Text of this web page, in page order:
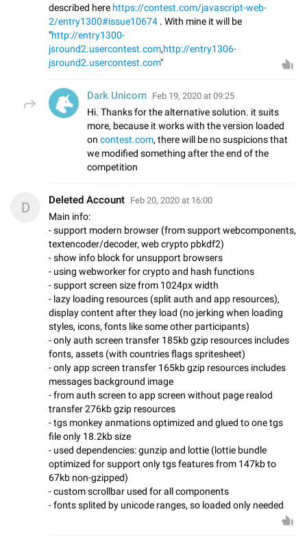
described here https://contest.com/javascript-web-
2/entry1300#issue10674 . With mine it will be
"http://entry1300-
jsround2.usercontest.com,http://entry1306-
jsround2.usercontest.com"
Dark Unicorn Feb 19, 2020 at 09:25
Hi. Thanks for the alternative solution. it suits
more, because it works with the version loaded
on contest.com, there will be no suspicions that
we modified something after the end of the
competition
D Deleted Account Feb 20, 2020 at 16:00
Main info:
- support modern browser (from support webcomponents,
textencoder/decoder, web crypto pbkdf2)
- show info block for unsupport browsers
- using webworker for crypto and hash functions
- support screen size from 1024px width
- lazy loading resources (split auth and app resources),
display content after they load (no jerking when loading
styles, icons, fonts like some other participants)
- only auth screen transfer 185kb gzip resources includes
fonts, assets (with countries flags spritesheet)
- only app screen transfer 165kb gzip resources includes
messages background image
- from auth screen to app screen without page realod
transfer 276kb gzip resources
- tgs monkey anmations optimized and glued to one tgs
file only 18.2kb size
- used dependencies: gunzip and lottie (lottie bundle
optimized for support only tgs features from 147kb to
67kb non-gzipped)
- custom scrollbar used for all components
- fonts splited by unicode ranges, so loaded only needed